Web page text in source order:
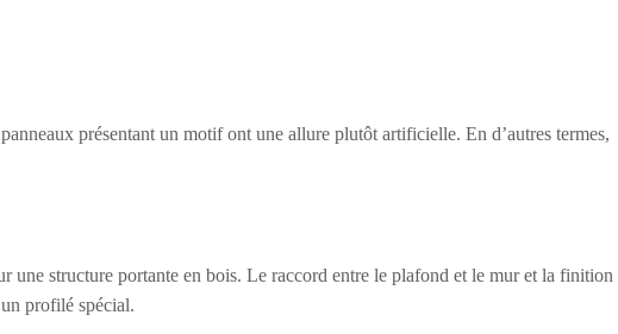
présentant un motif ont une allure plutôt artificielle. En d’autres termes,
une structure portante en bois. Le raccord entre le plafond et le mur et la finition
profilé spécial.